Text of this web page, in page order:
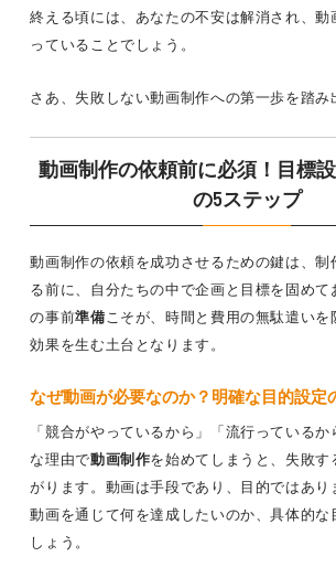
終える頃には、あなたの不安は解消され、動
っていることでしょう。
さあ、失敗しない動画制作への第一歩を踏み
動画制作の依頼前に必須！目標
の5ステップ
動画制作の依頼を成功させるための鍵は、制
る前に、自分たちの中で企画と目標を固めて
の事前準備 こそが、時間と費用の無駄遣い
効果を生む土台となります。
なぜ動画が必要なのか？明確な目的設定
「競合がやっているから」「流行っている
な理由で動画制作を始めてしまうと、失敗す
がります。動画は手段であり、目的ではあり
動画を通じて何を達成したいのか、具体的な
しょう。